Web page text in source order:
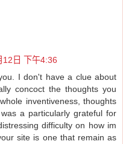
12日 下午4:36
I don't have a clue about
concoct the thoughts you
inventiveness, thoughts
a particularly grateful for
difficulty on how im
site is one that remain as